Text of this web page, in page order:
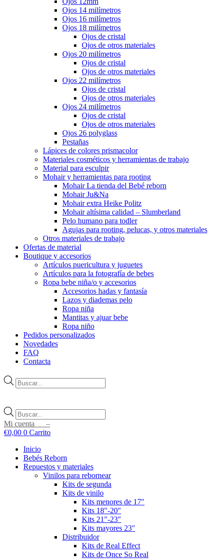
Ojos 14 milímetros
Ojos 16 milímetros
Ojos 18 milímetros
Ojos de cristal
Ojos de otros materiales
Ojos 20 milímetros
Ojos de cristal
Ojos de otros materiales
Ojos 22 milímetros
Ojos de cristal
Ojos de otros materiales
Ojos 24 milímetros
Ojos de cristal
Ojos de otros materiales
Ojos 26 polyglass
Pestañas
Lápices de colores prismacolor
Materiales cosméticos y herramientas de trabajo
Material para esculpir
Mohair y herramientas para rooting
Mohair La tienda del Bebé reborn
Mohair Ju&Na
Mohair extra Heike Politz
Mohair altísima calidad – Slumberland
Pelo humano para todler
Agujas para rooting, pelucas, y otros materiales
Otros materiales de trabajo
Ofertas de material
Boutique y accesorios
Artículos puericultura y juguetes
Artículos para la fotografía de bebes
Ropa bebe niña/o y accesorios
Accesorios hadas y fantasía
Lazos y diademas pelo
Ropa niña
Mantitas y ajuar bebe
Ropa niño
Pedidos personalizados
Novedades
FAQ
Contacta
Búsqueda
de
Búsqueda
de
productos
Mi cuenta –
€0,00 0 Carrito
Inicio
Bebés Reborn
Repuestos y materiales
Vinilos para rebornear
Kits de segunda
Kits de vinilo
Kits menores de 17″
Kits 18″-20″
Kits 21″-23″
Kits mayores 23″
Distribuidor
Kits de Real Effect
Kits de Once So Real